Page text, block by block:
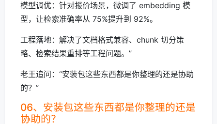
模型调优：针对报价场景，微调了 embedding 模
型，让检索准确率从 75%提升到 92%。
工程落地：解决了文档格式兼容、chunk 切分策
略、检索结果重排等工程问题。”
老王追问：“安装包这些东西都是你整理的还是协助
的？”
06、安装包这些东西都是你整理的还是
协助的？